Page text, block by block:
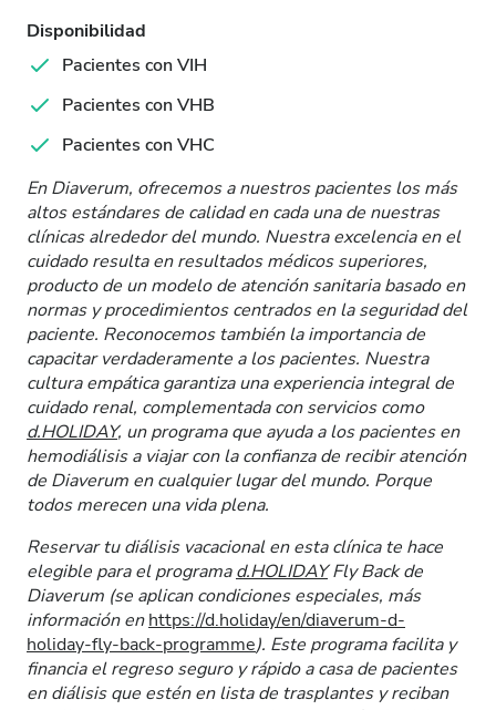
Disponibilidad
Pacientes con VIH
Pacientes con VHB
Pacientes con VHC
En Diaverum, ofrecemos a nuestros pacientes los más
altos estándares de calidad en cada una de nuestras
clínicas alrededor del mundo. Nuestra excelencia en el
cuidado resulta en resultados médicos superiores,
producto de un modelo de atención sanitaria basado en
normas y procedimientos centrados en la seguridad del
paciente. Reconocemos también la importancia de
capacitar verdaderamente a los pacientes. Nuestra
cultura empática garantiza una experiencia integral de
cuidado renal, complementada con servicios como
d.HOLIDAY, un programa que ayuda a los pacientes en
hemodiálisis a viajar con la confianza de recibir atención
de Diaverum en cualquier lugar del mundo. Porque
todos merecen una vida plena.
Reservar tu diálisis vacacional en esta clínica te hace
elegible para el programad.HOLIDAYFly Back de
Diaverum (se aplican condiciones especiales, más
información enhttps://d.holiday/en/diaverum-d-
holiday-fly-back-programme). Este programa facilita y
financia el regreso seguro y rápido a casa de pacientes
en diálisis que estén en lista de trasplantes y reciban